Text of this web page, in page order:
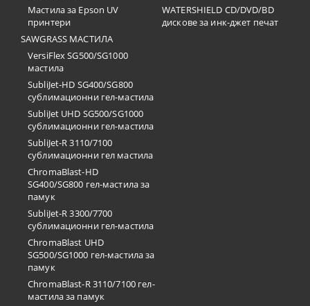
Мастила за Epson UV
принтери
SAWGRASS МАСТИЛА
VersiFlex SG500/SG1000
мастила
SubliJet-HD SG400/SG800
сублимационни гел-мастила
SubliJet UHD SG500/SG1000
сублимационни гел-мастила
SubliJet-R 3110/7100
сублимационни гел мастила
ChromaBlast-HD
SG400/SG800 гел-мастила за
памук
SubliJet-R 3300/7700
сублимационни гел-мастила
ChromaBlast UHD
SG500/SG1000 гел-мастила за
памук
ChromaBlast-R 3110/7100 гел-
мастила за памук
WATERSHIELD CD/DVD/BD
дискове за инк-джет печат